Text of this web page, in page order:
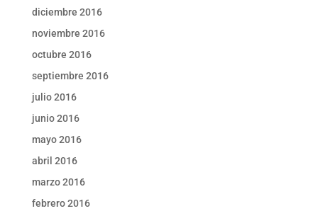
diciembre 2016
noviembre 2016
octubre 2016
septiembre 2016
julio 2016
junio 2016
mayo 2016
abril 2016
marzo 2016
febrero 2016